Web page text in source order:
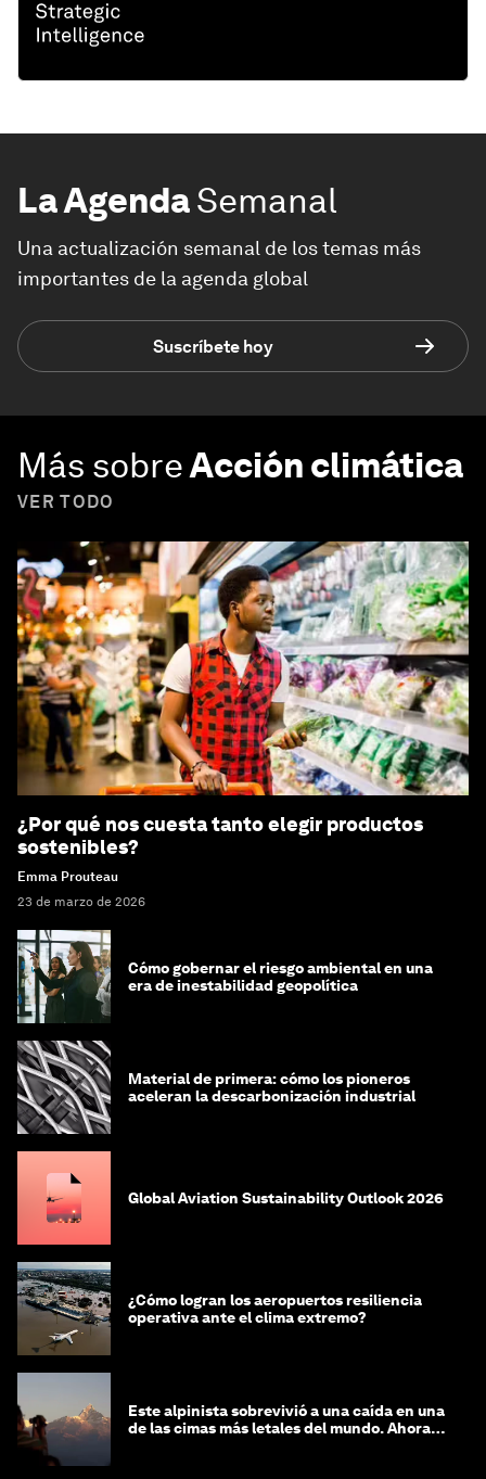
La AgendaSemanal
Una actualización semanal de los temas más
importantes de la agenda global
Suscríbete hoy
Más sobreAcción climática
VER TODO
¿Por qué nos cuesta tanto elegir productos
sostenibles?
Emma Prouteau
23 de marzo de 2026
Cómo gobernar el riesgo ambiental en una
era de inestabilidad geopolítica
Material de primera: cómo los pioneros
aceleran la descarbonización industrial
Global Aviation Sustainability Outlook 2026
¿Cómo logran los aeropuertos resiliencia
operativa ante el clima extremo?
Este alpinista sobrevivió a una caída en una
de las cimas más letales del mundo. Ahora